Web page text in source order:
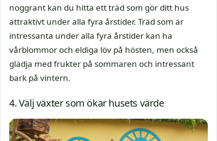
noggrant kan du hitta ett träd som gör ditt hus
attraktivt under alla fyra årstider. Träd som är
intressanta under alla fyra årstider kan ha
vårblommor och eldiga löv på hösten, men också
glädja med frukter på sommaren och intressant
bark på vintern.
4. Välj växter som ökar husets värde